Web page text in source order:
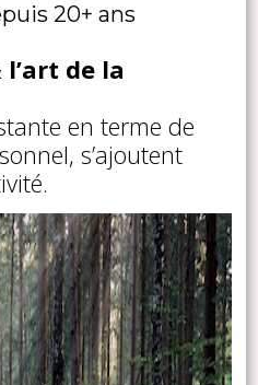
20+ ans
de la
en terme de
s’ajoutent